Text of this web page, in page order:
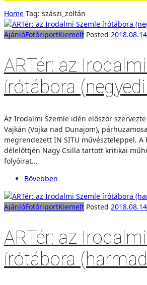
Home Tag: szászi_zoltán
AjánlóFotóriportKiemelt Posted
ARTér: az
írótábora
Az Irodalmi Szemle idén először
Vajkán (Vojka nad Dunajom),
megrendezett IN SITU művészteleppel. A
délelőttjén Nagy Csilla tartott kritikai
folyóirat...
Bővebben
AjánlóFotóriportKiemelt Posted
ARTér: az
írótábora